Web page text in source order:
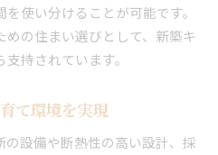
使い分けることが可能です。
の住まい選びとして、新築キ
持されています。
て環境を実現
設備や断熱性の高い設計、採